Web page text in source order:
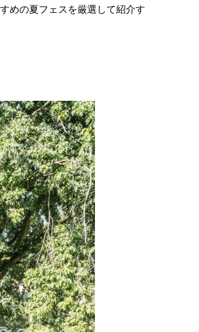
めの夏フェスを厳選して紹介す